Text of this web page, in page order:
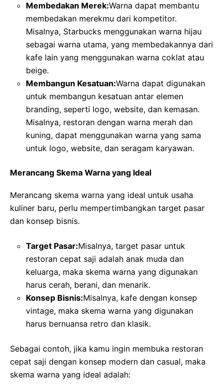
Membedakan Merek:Warna dapat membantu
membedakan merekmu dari kompetitor.
Misalnya, Starbucks menggunakan warna hijau
sebagai warna utama, yang membedakannya dari
kafe lain yang menggunakan warna coklat atau
beige.
Membangun Kesatuan:Warna dapat digunakan
untuk membangun kesatuan antar elemen
branding, seperti logo, website, dan kemasan.
Misalnya, restoran dengan warna merah dan
kuning, dapat menggunakan warna yang sama
untuk logo, website, dan seragam karyawan.
Merancang Skema Warna yang Ideal
Merancang skema warna yang ideal untuk usaha
kuliner baru, perlu mempertimbangkan target pasar
dan konsep bisnis.
Target Pasar:Misalnya, target pasar untuk
restoran cepat saji adalah anak muda dan
keluarga, maka skema warna yang digunakan
harus cerah, berani, dan menarik.
Konsep Bisnis:Misalnya, kafe dengan konsep
vintage, maka skema warna yang digunakan
harus bernuansa retro dan klasik.
Sebagai contoh, jika kamu ingin membuka restoran
cepat saji dengan konsep modern dan casual, maka
skema warna yang ideal adalah: